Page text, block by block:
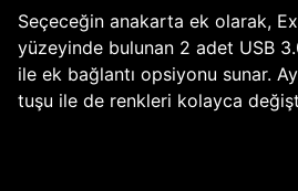
Seçeceğin anakarta ek olarak,
yüzeyinde bulunan 2 adet USB
ile ek bağlantı opsiyonu sunar.
tuşu ile de renkleri kolayca